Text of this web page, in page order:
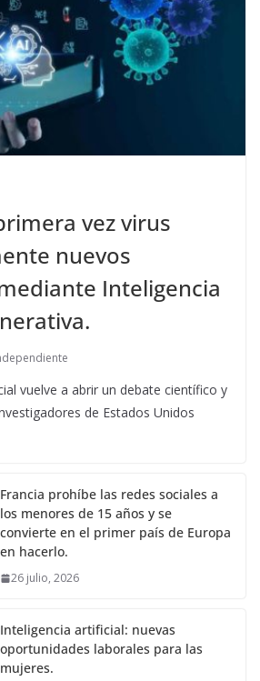
vez virus
nuevos
Inteligencia
vuelve a abrir un debate científico y
de Estados Unidos
Francia prohíbe las redes sociales a
los menores de 15 años y se
convierte en el primer país de Europa
en hacerlo.
26 julio, 2026
Inteligencia artificial: nuevas
oportunidades laborales para las
mujeres.